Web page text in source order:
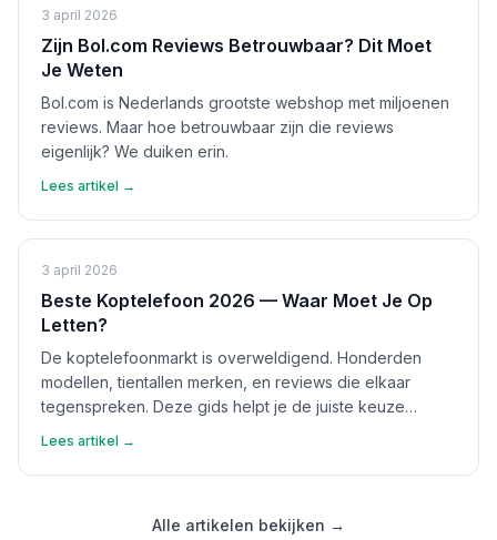
3 april 2026
Zijn Bol.com Reviews Betrouwbaar? Dit Moet
Je Weten
Bol.com is Nederlands grootste webshop met miljoenen
reviews. Maar hoe betrouwbaar zijn die reviews
eigenlijk? We duiken erin.
Lees artikel →
3 april 2026
Beste Koptelefoon 2026 — Waar Moet Je Op
Letten?
De koptelefoonmarkt is overweldigend. Honderden
modellen, tientallen merken, en reviews die elkaar
tegenspreken. Deze gids helpt je de juiste keuze
Lees artikel →
Alle artikelen bekijken →